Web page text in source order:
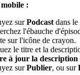
:
surPodcast dans le
l'ébauche
sur l'icône de crayon.
le titre et la
à jour la description
surPublier, ou sur